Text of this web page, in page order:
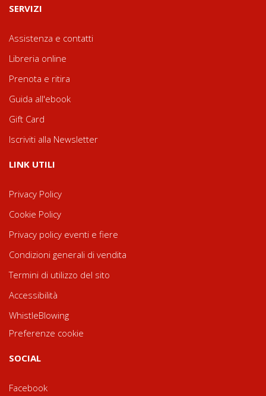
SERVIZI
Assistenza e contatti
Libreria online
Prenota e ritira
Guida all'ebook
Gift Card
Iscriviti alla Newsletter
LINK UTILI
Privacy Policy
Cookie Policy
Privacy policy eventi e fiere
Condizioni generali di vendita
Termini di utilizzo del sito
Accessibilità
WhistleBlowing
Preferenze cookie
SOCIAL
Facebook